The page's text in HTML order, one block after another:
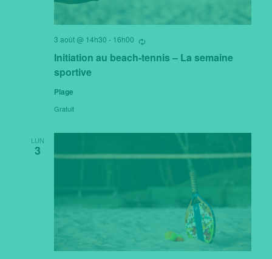
Initiation au beach-tennis – La semaine
sportive
3 août @ 14h30 - 16h00
Se
Plage
Gratuit
LUN
3